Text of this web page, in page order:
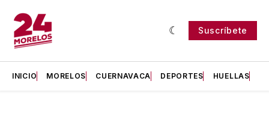
Suscríbete
INICIO MORELOS CUERNAVACA DEPORTES HUELLAS